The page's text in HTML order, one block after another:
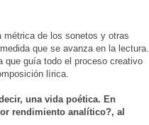
métrica de los sonetos y otras
que se avanza en la lectura.
que guía todo el proceso creativo
lírica.
una vida poética. En
rendimiento analítico?, al